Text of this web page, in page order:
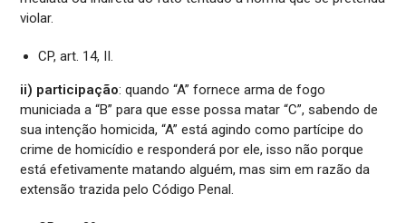
violar.
CP, art. 14, II.
ii) participação: quando “A” fornece arma de fogo
municiada a “B” para que esse possa matar “C”, sabendo de
sua intenção homicida, “A” está agindo como partícipe do
crime de homicídio e responderá por ele, isso não porque
está efetivamente matando alguém, mas sim em razão da
extensão trazida pelo Código Penal.